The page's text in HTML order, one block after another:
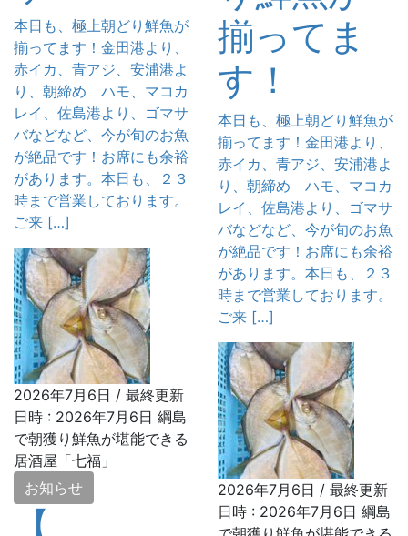
本日も、極上朝どり鮮魚が
揃ってます！金田港より、
赤イカ、青アジ、安浦港よ
り、朝締め ハモ、マコカ
レイ、佐島港より、ゴマサ
バなどなど、今が旬のお魚
が絶品です！お席にも余裕
があります。本日も、２３
時まで営業しております。
ご来 […]
2026年7月6日 / 最終更新
日時 : 2026年7月6日 綱島
で朝獲り鮮魚が堪能できる
居酒屋「七福」
お知らせ
【
揃ってま
す！
本日も、極上朝どり鮮魚が
揃ってます！金田港より、
赤イカ、青アジ、安浦港よ
り、朝締め ハモ、マコカ
レイ、佐島港より、ゴマサ
バなどなど、今が旬のお魚
が絶品です！お席にも余裕
があります。本日も、２３
時まで営業しております。
ご来 […]
2026年7月6日 / 最終更新
日時 : 2026年7月6日 綱島